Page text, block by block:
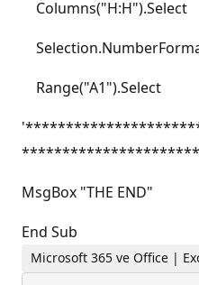
Columns("H:H").Select
Range("A1").Select
MsgBox "THE END"
End Sub
Microsoft 365 ve Office |